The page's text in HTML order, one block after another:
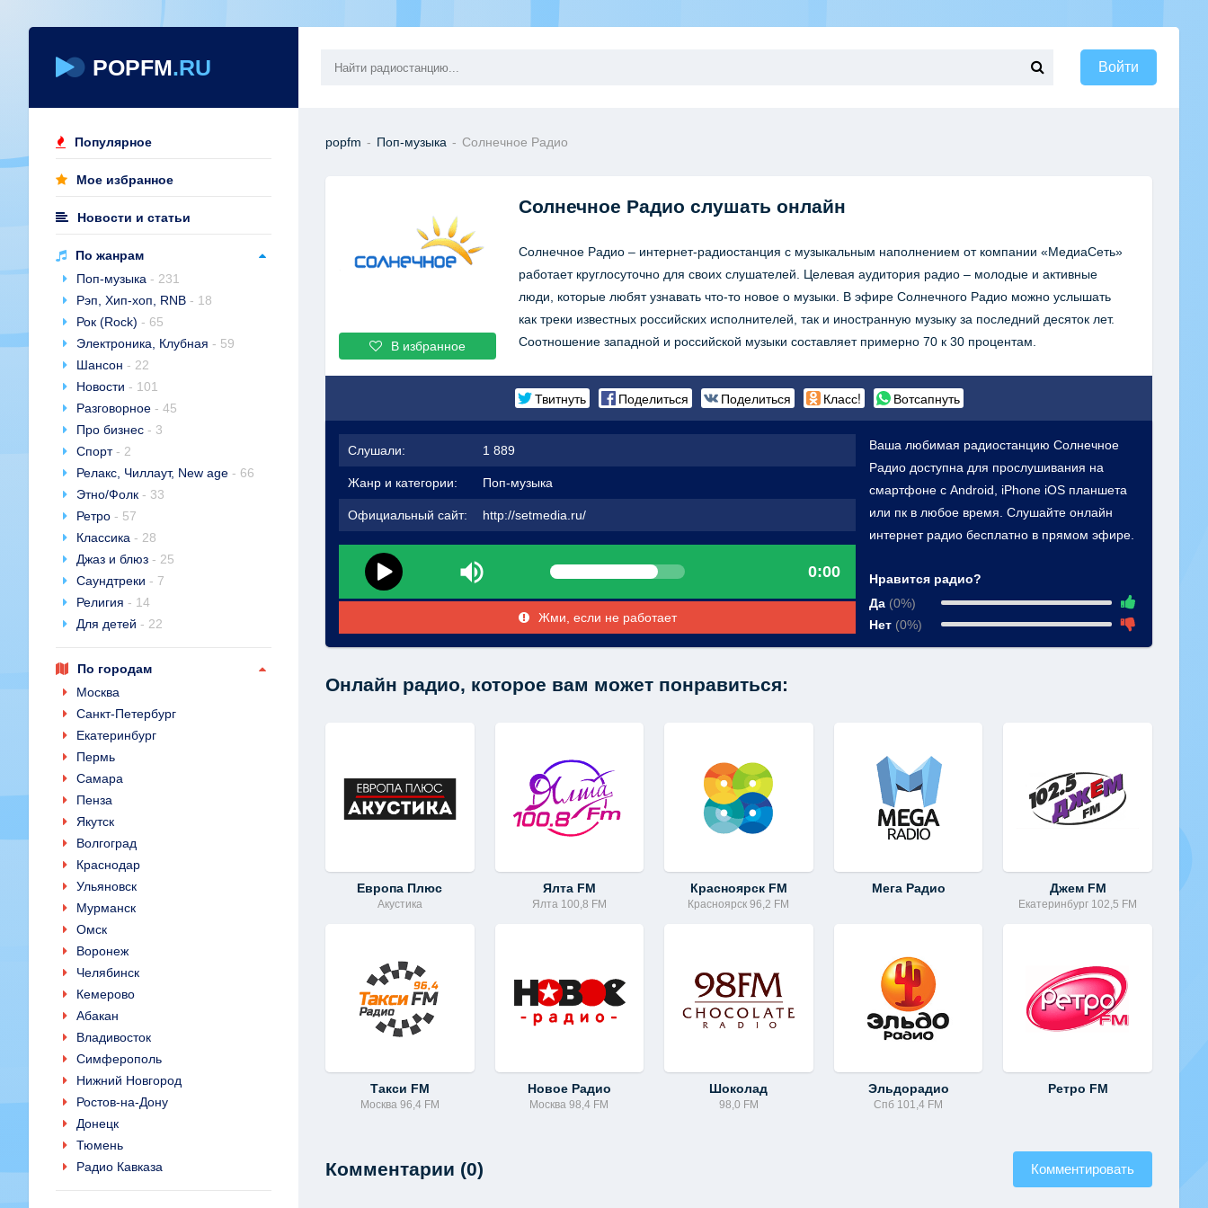
POPFM.RU
Популярное
Мое избранное
Новости и статьи
По жанрам
Поп-музыка - 231
Рэп, Хип-хоп, RNB - 18
Рок (Rock) - 65
Электроника, Клубная - 59
Шансон - 22
Новости - 101
Разговорное - 45
Про бизнес - 3
Спорт- 2
Релакс, Чиллаут, New age - 66
Этно/Фолк - 33
Ретро - 57
Классика - 28
Джаз и блюз - 25
Саундтреки - 7
Религия - 14
Для детей - 22
По городам
Москва
Санкт-Петербург
Екатеринбург
Пермь
Самара
Пенза
Якутск
Волгоград
Краснодар
Ульяновск
Мурманск
Омск
Воронеж
Челябинск
Кемерово
Абакан
Владивосток
Симферополь
Нижний Новгород
Ростов-на-Дону
Донецк
Тюмень
Радио Кавказа
Войти
popfm - Поп-музыка - Солнечное Радио
В избранное
Солнечное Радио слушать онлайн
Солнечное Радио – интернет-радиостанция с музыкальным наполнением от компании «МедиаСеть»
работает круглосуточно для своих слушателей. Целевая аудитория радио – молодые и активные
люди, которые любят узнавать что-то новое о музыки. В эфире Солнечного Радио можно услышать
как треки известных российских исполнителей, так и иностранную музыку за последний десяток лет.
Соотношение западной и российской музыки составляет примерно 70 к 30 процентам.
Твитнуть Поделиться Поделиться Класс! Вотсапнуть
Слушали: 1 889
Жанр и категории: Поп-музыка
Официальный сайт: http://setmedia.ru/
0:00
Жми, если не работает
Ваша любимая радиостанцию Солнечное
Радио доступна для прослушивания на
смартфоне с Android, iPhone iOS планшета
или пк в любое время. Слушайте онлайн
интернет радио бесплатно в прямом эфире.
Нравится радио?
Да (0%)
Нет (0%)
Онлайн радио, которое вам может понравиться:
Европа Плюс
Акустика
Ялта FM
Ялта 100,8 FM
Красноярск FM
Красноярск 96,2 FM
Мега Радио Джем FM
Екатеринбург 102,5 FM
Такси FM
Москва 96,4 FM
Новое Радио
Москва 98,4 FM
Шоколад
98,0 FM
Эльдорадио
Спб 101,4 FM
Ретро FM
Комментарии (0) Комментировать